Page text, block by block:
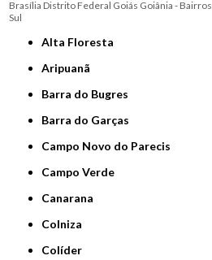
Brasília Distrito Federal Goiás Goiânia - Bairros
Sul
Alta Floresta
Aripuanã
Barra do Bugres
Barra do Garças
Campo Novo do Parecis
Campo Verde
Canarana
Colniza
Colíder